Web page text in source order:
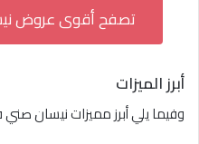
تصفح أقوى عروض
أبرز الميزات
وفيما يلي أبرز مميزات نيسان